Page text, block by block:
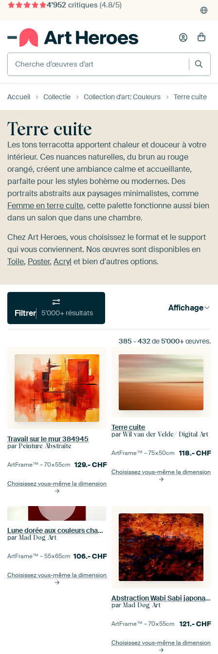
4'952critiques (4.8/5)
375'000+ murs vides remplis
Cherche d'œuvres d'art
Accueil Collectie Collection d'art: Couleurs Terre cuite
Terre cuite
Les tons terracotta apportent chaleur et douceur à votre
intérieur. Ces nuances naturelles, du brun au rouge
orangé, créent une ambiance calme et accueillante,
parfaite pour les styles bohème ou modernes. Des
portraits abstraits aux paysages minimalistes, comme
Femme en terre cuite, cette palette fonctionne aussi bien
dans un salon que dans une chambre.
Chez Art Heroes, vous choisissez le format et le support
qui vous conviennent. Nos œuvres sont disponibles en
Toile, Poster, Acryl et bien d'autres options.
Filtrer 5'000+ résultats Affichage
385- 432de5'000+œuvres.
Travail sur le mur 384945
par Peinture Abstraite
ArtFrame™ –70×55cm 129.-CHF
Choisissez vous-même la dimension
Terre cuite
par Wil van der Velde/ Digital Art
ArtFrame™ –75×50cm 118.-CHF
Choisissez vous-même la dimension
Lune dorée aux couleurs chaudes
par Mad Dog Art
ArtFrame™ –55×65cm 106.-CHF
Choisissez vous-même la dimension
Abstraction Wabi Sabi japonaise
par Mad Dog Art
ArtFrame™ –70×55cm 121.-CHF
Choisissez vous-même la dimension